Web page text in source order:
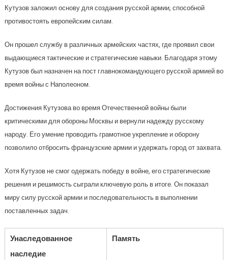
Кутузов заложил основу для создания русской армии, способной
противостоять европейским силам.
Он прошел службу в различных армейских частях, где проявил свои
выдающиеся тактические и стратегические навыки. Благодаря этому
Кутузов был назначен на пост главнокомандующего русской армией во
время войны с Наполеоном.
Достижения Кутузова во время Отечественной войны были
критическими для обороны Москвы и вернули надежду русскому
народу. Его умение проводить грамотное укрепление и оборону
позволило отбросить французские армии и удержать город от захвата.
Хотя Кутузов не смог одержать победу в войне, его стратегические
решения и решимость сыграли ключевую роль в итоге. Он показал
миру силу русской армии и последовательность в выполнении
поставленных задач.
Унаследованное
наследие
Память